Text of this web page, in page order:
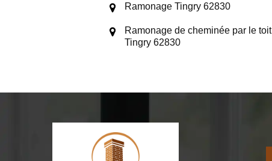
Ramonage Tingry 62830
Ramonage de cheminée par le toit
Tingry 62830